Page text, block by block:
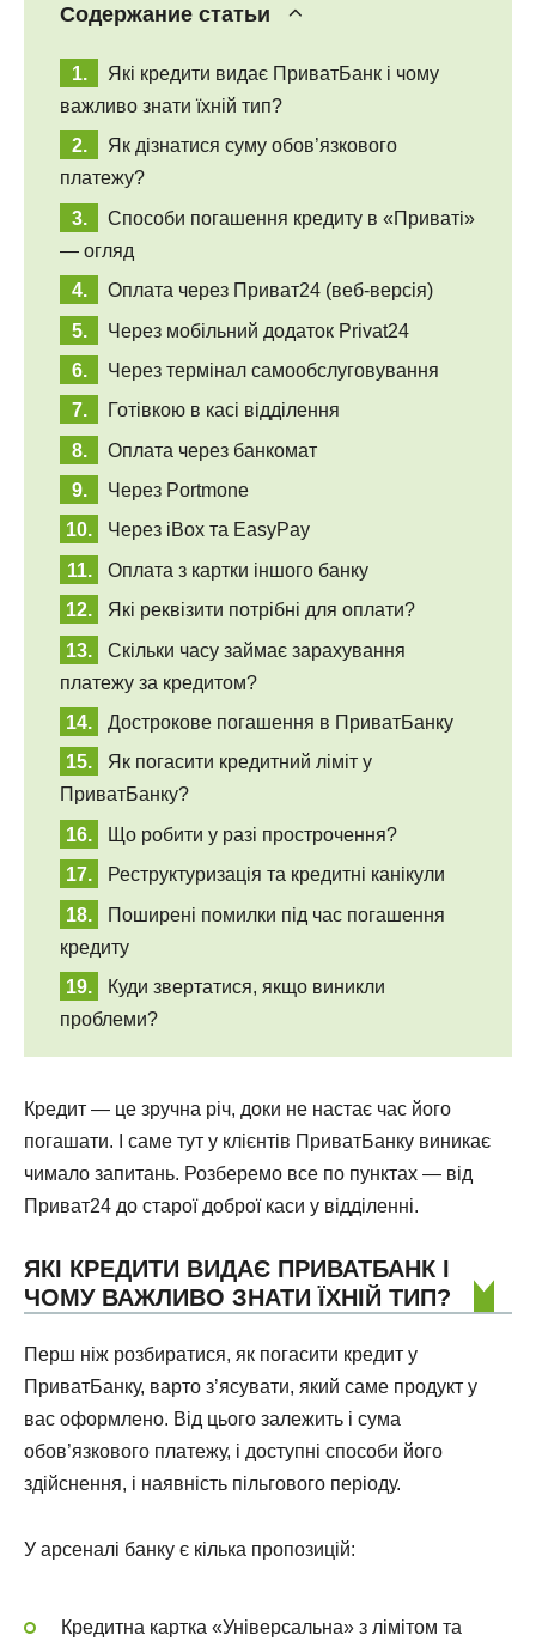
Содержание статьи
Які кредити видає ПриватБанк і чому
важливо знати їхній тип?
Як дізнатися суму обов’язкового
платежу?
Способи погашення кредиту в «Приваті»
— огляд
Оплата через Приват24 (веб-версія)
Через мобільний додаток Privat24
Через термінал самообслуговування
Готівкою в касі відділення
Оплата через банкомат
Через Portmone
Через iBox та EasyPay
Оплата з картки іншого банку
Які реквізити потрібні для оплати?
Скільки часу займає зарахування
платежу за кредитом?
Дострокове погашення в ПриватБанку
Як погасити кредитний ліміт у
ПриватБанку?
Що робити у разі прострочення?
Реструктуризація та кредитні канікули
Поширені помилки під час погашення
кредиту
Куди звертатися, якщо виникли
проблеми?
Кредит — це зручна річ, доки не настає час його
погашати. І саме тут у клієнтів ПриватБанку виникає
чимало запитань. Розберемо все по пунктах — від
Приват24 до старої доброї каси у відділенні.
ЯКІ КРЕДИТИ ВИДАЄ ПРИВАТБАНК І
ЧОМУ ВАЖЛИВО ЗНАТИ ЇХНІЙ ТИП?
Перш ніж розбиратися, як погасити кредит у
ПриватБанку, варто з’ясувати, який саме продукт у
вас оформлено. Від цього залежить і сума
обов’язкового платежу, і доступні способи його
здійснення, і наявність пільгового періоду.
У арсеналі банку є кілька пропозицій:
Кредитна картка «Універсальна» з лімітом та